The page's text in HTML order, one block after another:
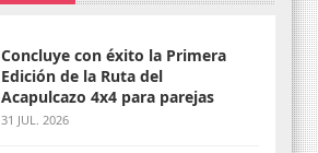
Concluye con éxito la Primera
Edición de la Ruta del
Acapulcazo 4x4 para parejas
31 JUL. 2026